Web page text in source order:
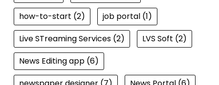
how-to-start (2) job portal(1)
Live STreaming Services(2) LVS Soft (2)
News Editing app(6)